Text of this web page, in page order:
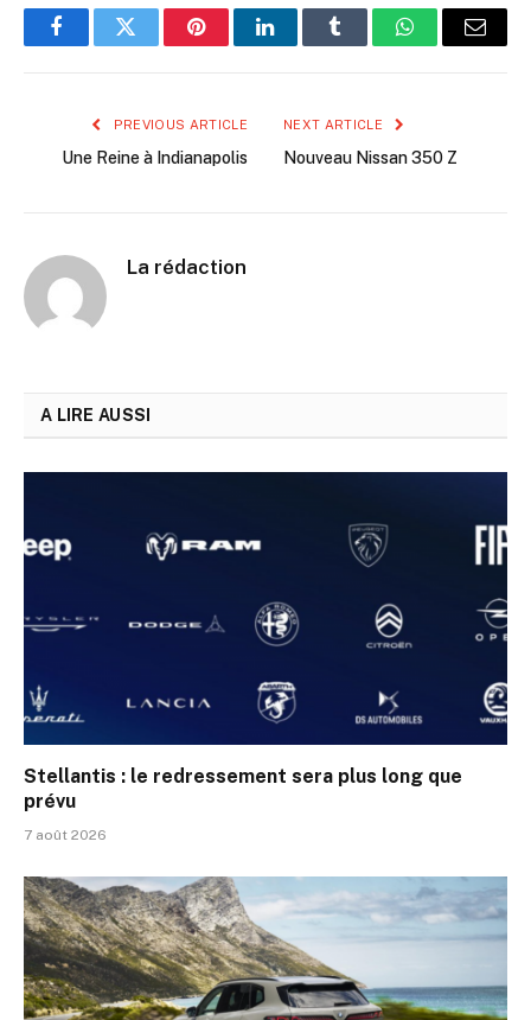
FacebookTwitter PinterestLinkedInTumblr WhatsAppEmail
PREVIOUS ARTICLE
Une Reine à Indianapolis
NEXT ARTICLE
Nouveau Nissan 350 Z
La rédaction
A LIRE AUSSI
Stellantis : le redressement sera plus long que
prévu
7 août 2026